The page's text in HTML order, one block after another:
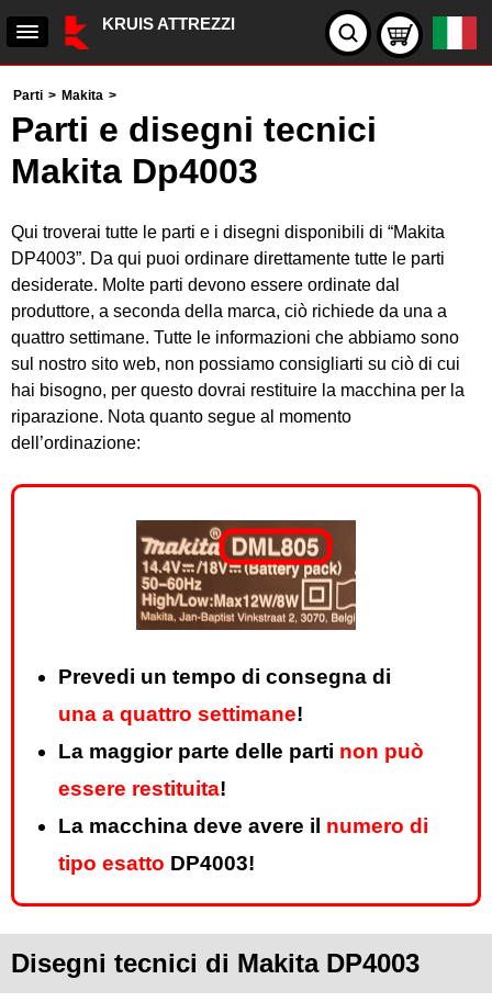
KRUIS ATTREZZI
Parti > Makita >
Parti e disegni tecnici
Makita Dp4003
Qui troverai tutte le parti e i disegni disponibili di “Makita
DP4003”. Da qui puoi ordinare direttamente tutte le parti
desiderate. Molte parti devono essere ordinate dal
produttore, a seconda della marca, ciò richiede da una a
quattro settimane. Tutte le informazioni che abbiamo sono
sul nostro sito web, non possiamo consigliarti su ciò di cui
hai bisogno, per questo dovrai restituire la macchina per la
riparazione. Nota quanto segue al momento
dell’ordinazione:
Prevedi un tempo di consegna di
una a quattro settimane!
La maggior parte delle parti non può
essere restituita!
La macchina deve avere il numero di
tipo esatto DP4003!
Disegni tecnici di Makita DP4003